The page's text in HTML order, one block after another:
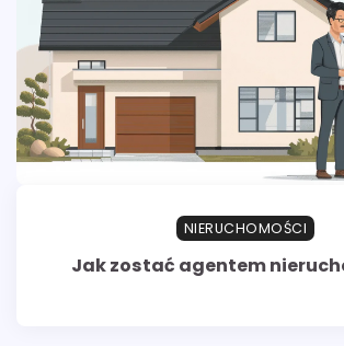
NIERUCHOMOŚCI
Jak zostać agentem